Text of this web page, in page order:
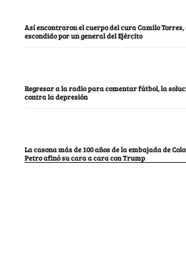
Así encontraron el cuerpo del cura Camilo Torres,
escondido por un general del Ejército
Regresar a la radio para comentar fútbol, la
contra la depresión
La casona más de 100 años de la embajada de
Petro afinó su cara a cara con Trump